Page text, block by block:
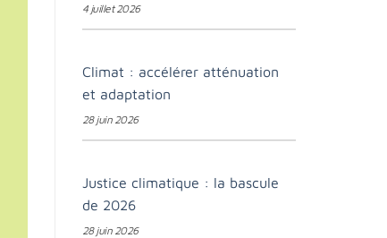
4 juillet 2026
Climat : accélérer atténuation
et adaptation
28 juin 2026
Justice climatique : la bascule
de 2026
28 juin 2026